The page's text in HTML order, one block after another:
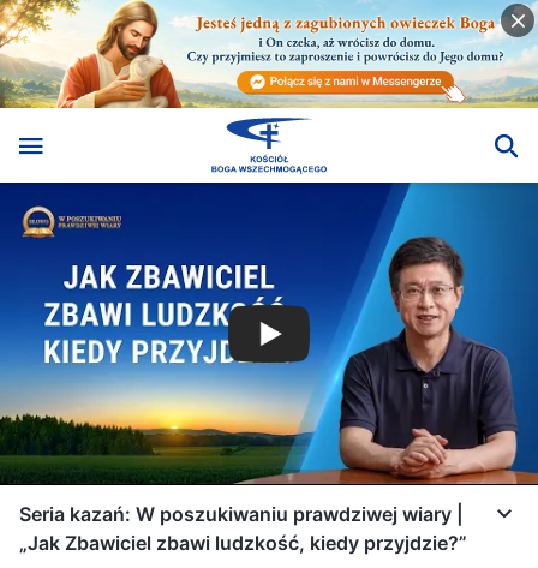
Seria kazań: W poszukiwaniu prawdziwej wiary |
„Jak Zbawiciel zbawi ludzkość, kiedy przyjdzie?”